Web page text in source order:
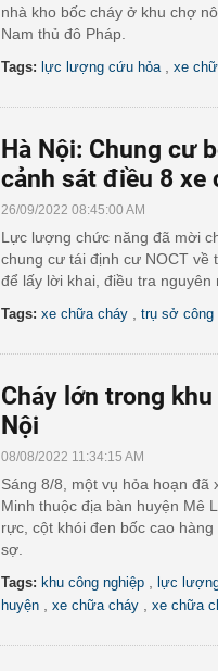
nhà kho bốc cháy ở khu chợ
Nam thủ đô Pháp.
Tags: lực lượng cứu hỏa xe
Hà Nội: Chung cư
cảnh sát điều 8 xe
26/09/2022 08:45:00 AM
Lực lượng chức năng đã mời
chung cư tái định cư NOCT về
để lấy lời khai, điều tra nguyên
Tags: xe chữa cháy trụ sở công
Cháy lớn trong
Nội
08/08/2022 11:34:15 AM
Sáng 8/8, một vụ hỏa hoạn đã
Minh thuộc địa bàn huyện Mê
rực, cột khói đen bốc cao
sợ.
Tags: khu công nghiệp lực
huyện
xe chữa cháy xe chữa